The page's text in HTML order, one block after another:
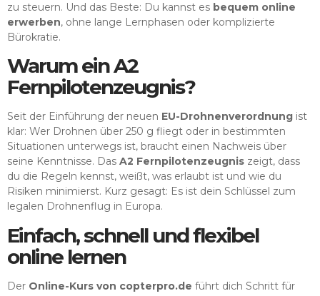
zu steuern. Und das Beste: Du kannst es bequem online
erwerben, ohne lange Lernphasen oder komplizierte
Bürokratie.
Warum ein A2
Fernpilotenzeugnis?
Seit der Einführung der neuen EU-Drohnenverordnung ist
klar: Wer Drohnen über 250 g fliegt oder in bestimmten
Situationen unterwegs ist, braucht einen Nachweis über
seine Kenntnisse. Das A2 Fernpilotenzeugnis zeigt, dass
du die Regeln kennst, weißt, was erlaubt ist und wie du
Risiken minimierst. Kurz gesagt: Es ist dein Schlüssel zum
legalen Drohnenflug in Europa.
Einfach, schnell und flexibel
online lernen
Der Online-Kurs von copterpro.de führt dich Schritt für